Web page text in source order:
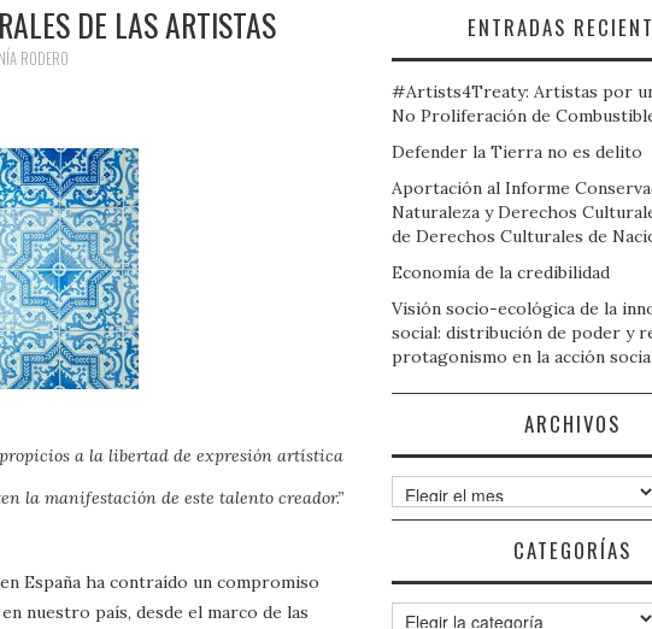
DE LAS ARTISTAS
RODERO
a la libertad de expresión artística
la manifestación de este talento creador.”
España ha contraído un compromiso
nuestro país, desde el marco de las
ENTRADAS
#Artists4Treaty: Artistas por
No Proliferación de
Defender la Tierra no es delito
Aportación al Informe
Naturaleza y Derechos
de Derechos Culturales de
Economía de la credibilidad
Visión socio-ecológica de la
social: distribución de poder y
protagonismo en la acción
ARCHIVOS
Archivos
CATEGORÍAS
Categorías